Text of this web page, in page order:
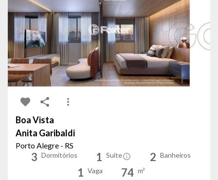
Boa Vista
Anita Garibaldi
Porto Alegre - RS
3 Dormitórios 1 Suíte 2 Banheiros
1 Vaga 74 m²